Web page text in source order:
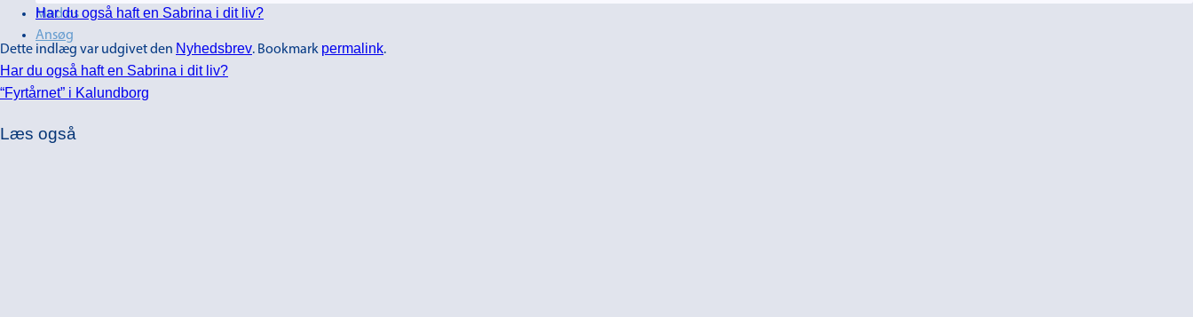
Mød os
Ansøg
Har du også haft en Sabrina i dit liv?
Dette indlæg var udgivet den Nyhedsbrev. Bookmark permalink.
Har du også haft en Sabrina i dit liv?
“Fyrtårnet” i Kalundborg
Læs også